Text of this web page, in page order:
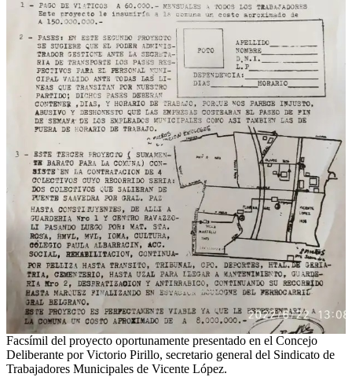
Facsímil del proyecto oportunamente presentado en el Concejo
Deliberante por Victorio Pirillo, secretario general del Sindicato de
Trabajadores Municipales de Vicente López.